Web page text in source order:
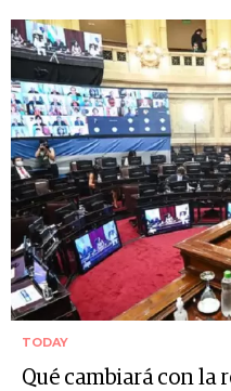
TODAY
Qué cambiará con la